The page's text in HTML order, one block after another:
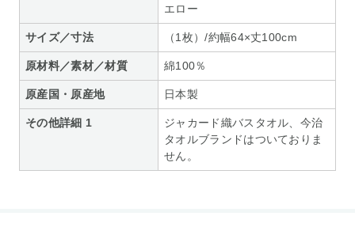
エロー
サイズ／寸法 （1枚）/約幅64×丈100cm
原材料／素材／材質 綿100％
原産国・原産地 日本製
その他詳細 1
ジャカード織バスタオル、今治
タオルブランドはついておりま
せん。